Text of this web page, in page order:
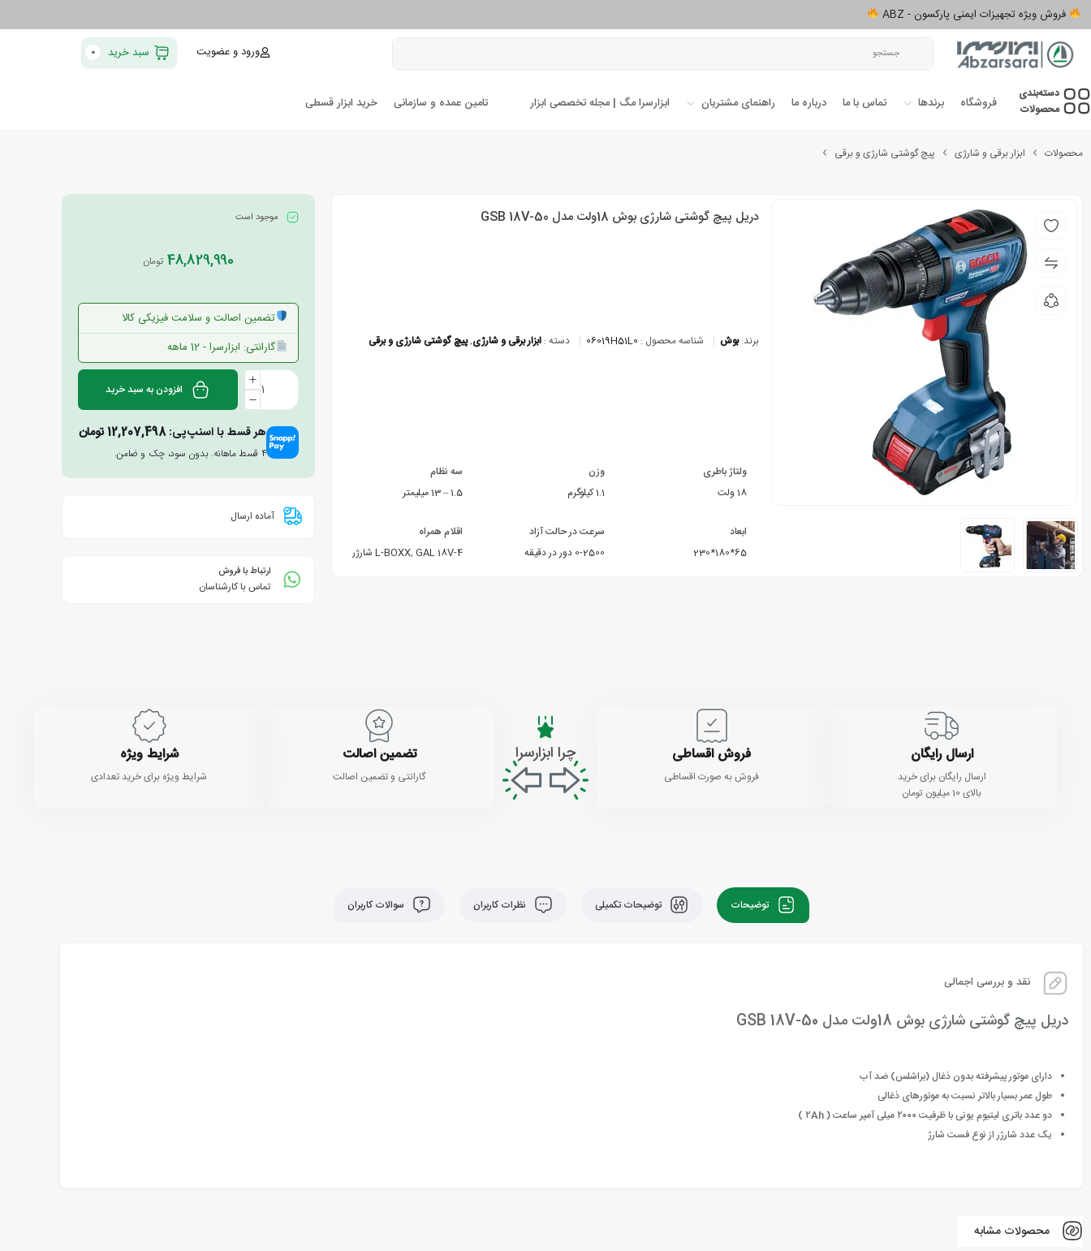
فروش ویژه تجهیزات ایمنی پارکسون - ABZ
ورود و عضویت سبد خرید 0
دسته‌بندی‌
محصولات
فروشگاه برندها تماس با ما درباره ما راهنمای مشتریان ابزارسرا مگ | مجله تخصصی ابزار تامین عمده و سازمانی خرید ابزار قسطی
محصولات ابزار برقی و شارژی پیچ گوشتی شارژی و برقی
دریل پیچ گوشتی شارژی بوش 18ولت مدل GSB 18V-50
برند:بوش شناسه محصول : 06019H51L0 دسته : ابزار برقی و شارژی,پیچ گوشتی شارژی و برقی
ولتاژ باطری
18 ولت
وزن
1.1 کیلوگرم
سه نظام
1.5 – 13 میلیمتر
ابعاد
65*180*230
سرعت در حالت آزاد
0-2500 دور در دقیقه
اقلام همراه
,GAL 18V-40 شارژر
موجود است
48,829,990 تومان
تضمین اصالت و سلامت فیزیکی کالا
گارانتی: ابزارسرا - 12 ماهه
افزودن به سبد خرید
هر قسط با اسنپ‌پی:12,207,498تومان
۴ قسط ماهانه. بدون سود، چک و ضامن.
آماده ارسال
ارتباط با فروش
تماس با کارشناسان
ارسال رایگان
ارسال رایگان برای خرید
بالای 10 میلیون تومان
فروش اقساطی
فروش به صورت اقساطی
چرا ابزارسرا تضمین اصالت
گارانتی و تضمین اصالت
شرایط ویژه
شرایط ویژه برای خرید تعدادی
توضیحات توضیحات تکمیلی نظرات کاربران سوالات کاربران
نقد و بررسی اجمالی
دریل پیچ گوشتی شارژی بوش 18ولت مدل GSB 18V-50
دارای موتور پیشرفته بدون ذغال (براشلس) ضد آب
طول عمر بسیار بالاتر نسبت به موتورهای ذغالی
دو عدد باتری لیتیوم یونی با ظرفیت ۲۰۰۰ میلی آمپر ساعت ( ۲Ah )
یک عدد شارژر از نوع فست شارژ
محصولات مشابه